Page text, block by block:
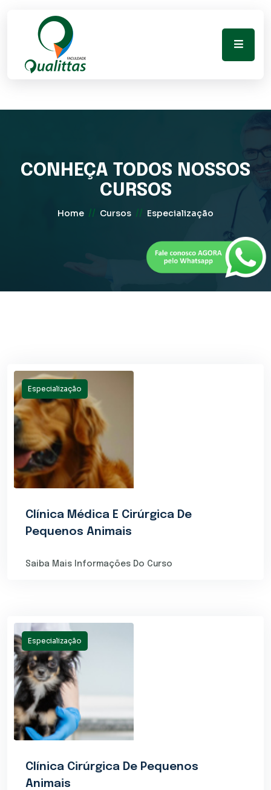
CONHEÇA TODOS NOSSOS
CURSOS
Home // Cursos // Especialização
Especialização
Clínica Médica E Cirúrgica De
Pequenos Animais
Saiba Mais Informações Do Curso
Especialização
Clínica Cirúrgica De Pequenos
Animais